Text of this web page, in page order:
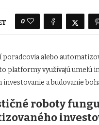
0
alebo
platformy využívajú umelú
a budovanie
roboty